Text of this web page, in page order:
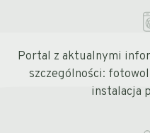
Portal z aktualnymi
szczególności:
instalacja